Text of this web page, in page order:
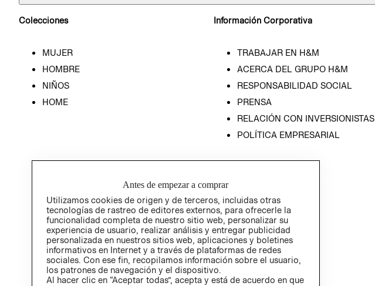
Colecciones
MUJER
HOMBRE
NIÑOS
HOME
Información Corporativa
TRABAJAR EN H&M
ACERCA DEL GRUPO H&M
RESPONSABILIDAD SOCIAL
PRENSA
RELACIÓN CON INVERSIONISTAS
POLÍTICA EMPRESARIAL
Antes de empezar a comprar
Utilizamos cookies de origen y de terceros, incluidas otras
tecnologías de rastreo de editores externos, para ofrecerle la
funcionalidad completa de nuestro sitio web, personalizar su
experiencia de usuario, realizar análisis y entregar publicidad
personalizada en nuestros sitios web, aplicaciones y boletines
informativos en Internet y a través de plataformas de redes
sociales. Con ese fin, recopilamos información sobre el usuario,
los patrones de navegación y el dispositivo.
Al hacer clic en “Aceptar todas”, acepta y está de acuerdo en que